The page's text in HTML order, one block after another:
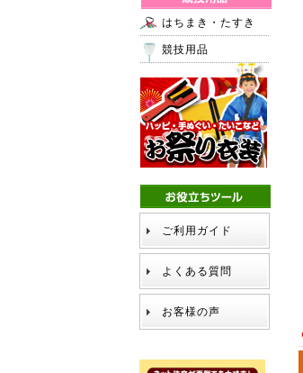
はちまき・たすき
競技用品
ご利用ガイド
よくある質問
お客様の声